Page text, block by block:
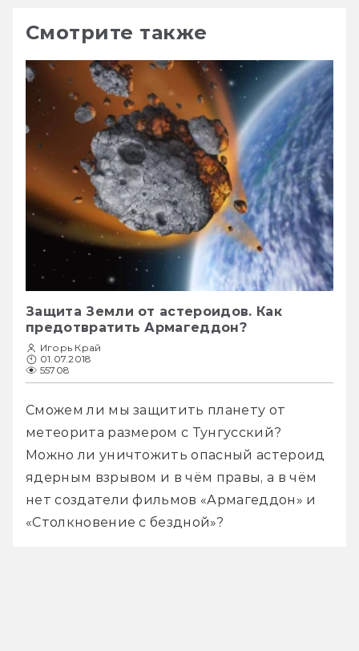
Смотрите также
Защита Земли от астероидов. Как
предотвратить Армагеддон?
Игорь Край
01.07.2018
55708
Сможем ли мы защитить планету от
метеорита размером с Тунгусский?
Можно ли уничтожить опасный астероид
ядерным взрывом и в чём правы, а в чём
нет создатели фильмов «Армагеддон» и
«Столкновение с бездной»?